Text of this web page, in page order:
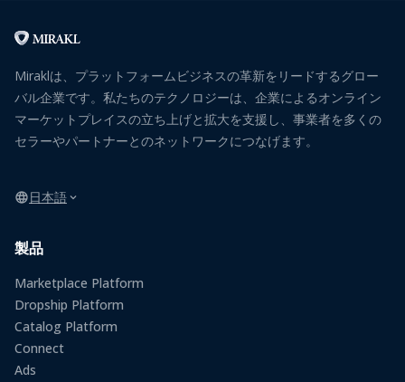
Miraklは、プラットフォームビジネスの革新をリードするグロー
バル企業です。私たちのテクノロジーは、企業によるオンライン
マーケットプレイスの立ち上げと拡大を支援し、事業者を多くの
セラーやパートナーとのネットワークにつなげます。
日本語
製品
Marketplace Platform
Dropship Platform
Catalog Platform
Connect
Ads